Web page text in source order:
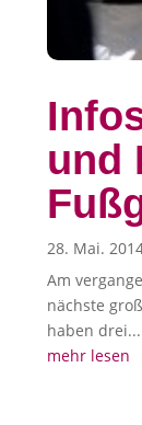
und
28. Mai.
Am
nächste
haben drei...
mehr lesen